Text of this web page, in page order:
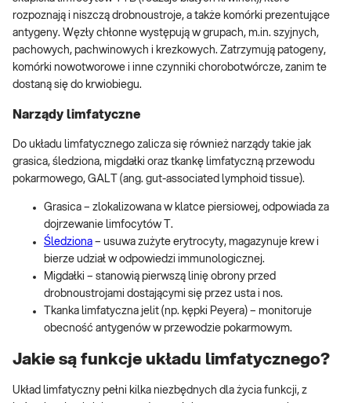
rozpoznają i niszczą drobnoustroje, a także komórki prezentujące
antygeny. Węzły chłonne występują w grupach, m.in. szyjnych,
pachowych, pachwinowych i krezkowych. Zatrzymują patogeny,
komórki nowotworowe i inne czynniki chorobotwórcze, zanim te
dostaną się do krwiobiegu.
Narządy limfatyczne
Do układu limfatycznego zalicza się również narządy takie jak
grasica, śledziona, migdałki oraz tkankę limfatyczną przewodu
pokarmowego, GALT (ang. gut-associated lymphoid tissue).
Grasica – zlokalizowana w klatce piersiowej, odpowiada za
dojrzewanie limfocytów T.
Śledziona – usuwa zużyte erytrocyty, magazynuje krew i
bierze udział w odpowiedzi immunologicznej.
Migdałki – stanowią pierwszą linię obrony przed
drobnoustrojami dostającymi się przez usta i nos.
Tkanka limfatyczna jelit (np. kępki Peyera) – monitoruje
obecność antygenów w przewodzie pokarmowym.
Jakie są funkcje układu limfatycznego?
Układ limfatyczny pełni kilka niezbędnych dla życia funkcji, z